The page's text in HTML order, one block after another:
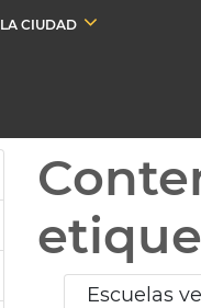
LA CIUDAD
Escuelas